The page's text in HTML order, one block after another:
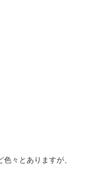
々とありますが、